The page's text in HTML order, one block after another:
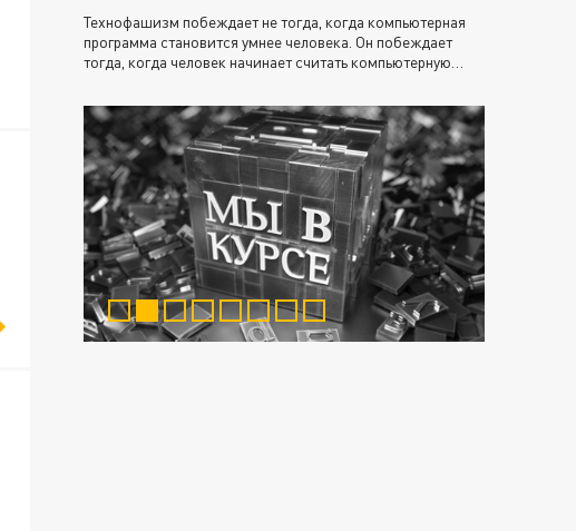
Технофашизм побеждает не тогда, когда компьютерная
программа становится умнее человека. Он побеждает
тогда, когда человек начинает считать компьютерную